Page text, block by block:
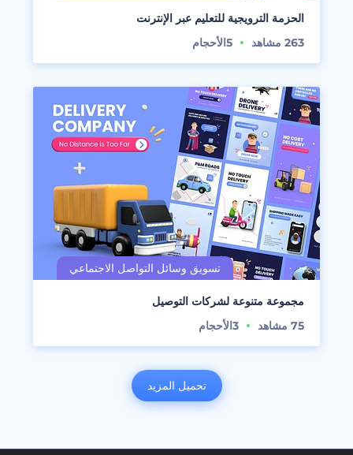
الحزمة الترويجية للتعليم عبر الإنترنت
263 مشاهد 5 الأحجام
مجموعة متنوعة لشركات التوصيل
75 مشاهد 3 الأحجام
تحميل المزيد